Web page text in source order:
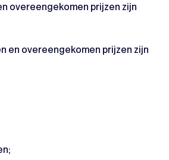
overeengekomen prijzen zijn
en overeengekomen prijzen zijn